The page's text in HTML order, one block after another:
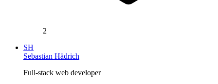
2
SH
Sebastian Hädrich
Full-stack web developer